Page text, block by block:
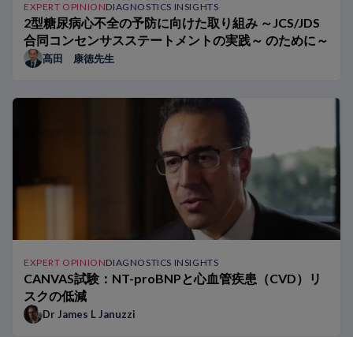
EXPERT OPINIONDIAGNOSTICS INSIGHTS
2型糖尿病心不全の予防に向けた取り組み ～JCS/JDS
合同コンセンサスステートメントの実践～ のために～
髙田 康徳先生
EXPERT OPINIONDIAGNOSTICS INSIGHTS
CANVAS試験：NT-proBNPと心血管疾患（CVD）リ
スクの低減
Dr James L Januzzi